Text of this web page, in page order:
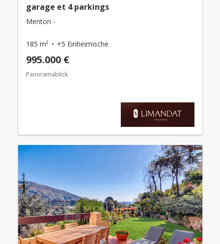
garage et 4 parkings
Menton -
185 m² +5 Einheimische
995.000 €
Panoramablick